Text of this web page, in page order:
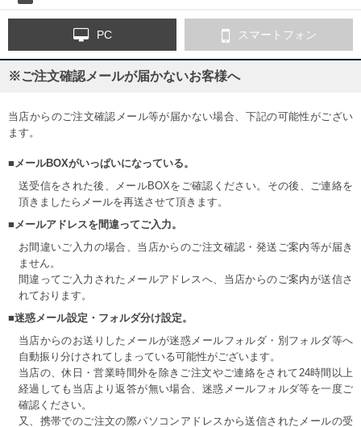
PC スマートフォン
※ご注文確認メールが届かないお客様へ
当店からのご注文確認メール等が届かない場合、下記の可能性がござい
ます。
■メールBOXがいっぱいになっている。
送受信をされた後、メールBOXをご確認ください。その後、ご連絡を
頂きましたらメールを再送させて頂きます。
■メールアドレスを間違ってご入力。
お間違いご入力の場合、当店からのご注文確認・発送ご案内等が届き
ません。
間違ってご入力されたメールアドレスへ、当店からのご案内が送信さ
れております。
■迷惑メール設定・フォルダ分け設定。
当店からのお送りしたメールが迷惑メールフォルダ・別フォルダ等へ
自動振り分けされてしまっている可能性がございます。
当店の、休日・営業時間外を除きご注文やご連絡をされて24時間以上
経過しても当店より返答が無い場合、迷惑メールフォルダ等を一度ご
確認ください。
又、携帯でのご注文の際パソコンアドレスから送信されたメールの受